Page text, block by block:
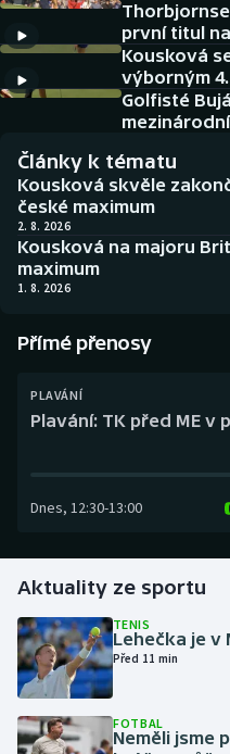
Americký fotbal
Baseball a softbal
Biatlon
Boby a skeleton
Box
Curling
Dostihy
Gymnastika
Házená
Jezdectví
Judo
NEPŘEHLÉDNĚTE
Historické návraty
Aplikace ČT sport
AZ kvíz
první titul
Kousková
výborným
Golfisté
Články k tématu
Kousková skvěle
české maximum
2. 8. 2026
Kousková na majoru
maximum
1. 8. 2026
Přímé přenosy
PLAVÁNÍ
Plavání: TK před ME v
Dnes, 12:30-13:00
Aktuality ze sportu
TENIS
Lehečka je v
Před 11 min
FOTBAL
Neměli jsme